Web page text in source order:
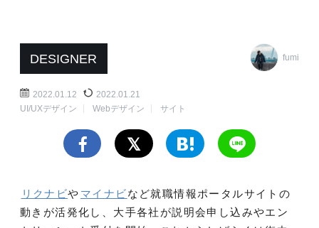
DESIGNER fumi
2022.01.12
2022.01.21
UI/UXデザイン
Webデザイン サイト
リクナビや マイナビなど就職情報ポータルサイトの
動きが活発化し、大手各社が説明会申し込みやエン